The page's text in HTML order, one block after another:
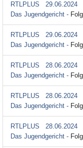
RTLPLUS
29.06.2024
Das Jugendgericht -
RTLPLUS
29.06.2024
Das Jugendgericht -
RTLPLUS
28.06.2024
Das Jugendgericht -
RTLPLUS
28.06.2024
Das Jugendgericht -
RTLPLUS
28.06.2024
Das Jugendgericht -